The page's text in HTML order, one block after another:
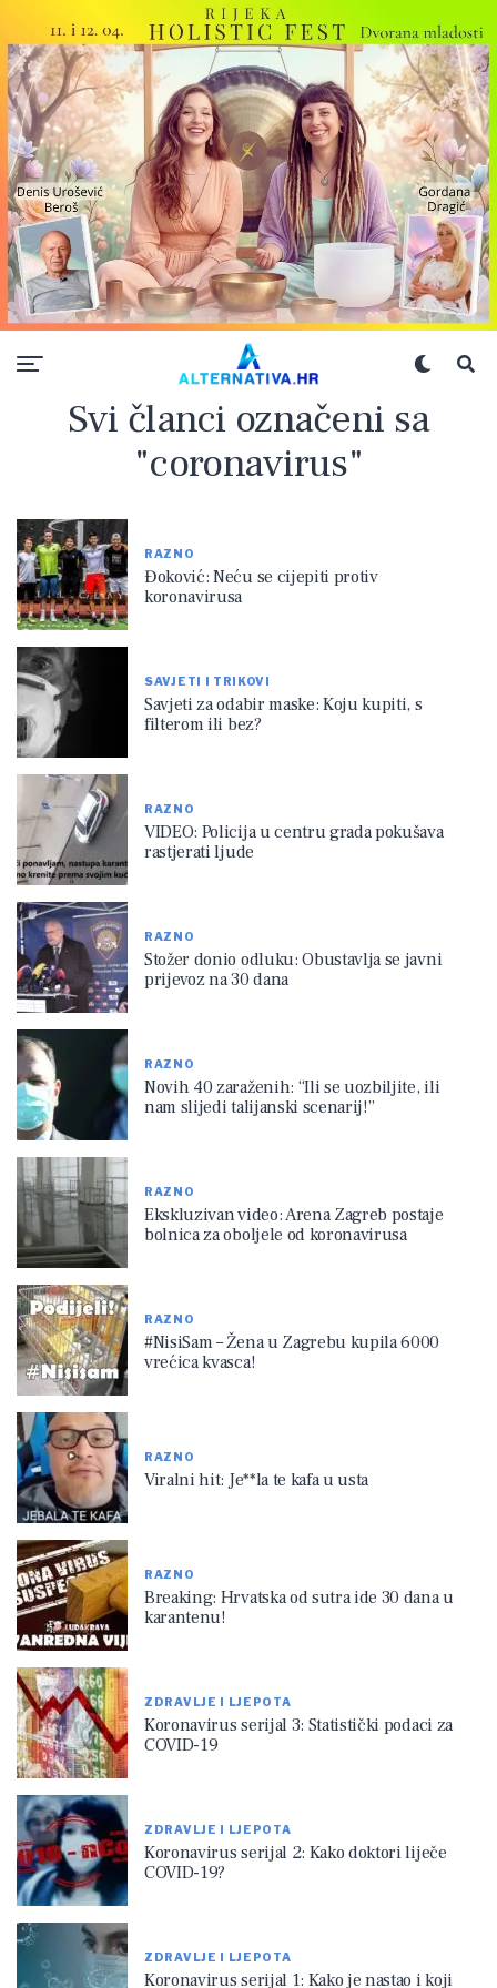
Svi članci označeni sa
"coronavirus"
RAZNO
Đoković: Neću se cijepiti protiv
koronavirusa
SAVJETI I TRIKOVI
Savjeti za odabir maske: Koju kupiti, s
filterom ili bez?
RAZNO
VIDEO: Policija u centru grada pokušava
rastjerati ljude
RAZNO
Stožer donio odluku: Obustavlja se javni
prijevoz na 30 dana
RAZNO
Novih 40 zaraženih: “Ili se uozbiljite, ili
nam slijedi talijanski scenarij!”
RAZNO
Ekskluzivan video: Arena Zagreb postaje
bolnica za oboljele od koronavirusa
RAZNO
#NisiSam – Žena u Zagrebu kupila 6000
vrećica kvasca!
RAZNO
Viralni hit: Je**la te kafa u usta
RAZNO
Breaking: Hrvatska od sutra ide 30 dana u
karantenu!
ZDRAVLJE I LJEPOTA
Koronavirus serijal 3: Statistički podaci za
COVID-19
ZDRAVLJE I LJEPOTA
Koronavirus serijal 2: Kako doktori liječe
COVID-19?
ZDRAVLJE I LJEPOTA
Koronavirus serijal 1: Kako je nastao i koji